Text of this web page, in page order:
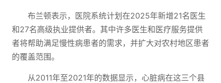
布兰顿表示，医院系统计划在2025年新增21名医生
和27名高级执业提供者。其中许多医生和医疗服务提供
者将帮助满足慢性病患者的需求，并扩大对农村地区患者
的覆盖范围。
从2011年至2021年的数据显示，心脏病在这三个县